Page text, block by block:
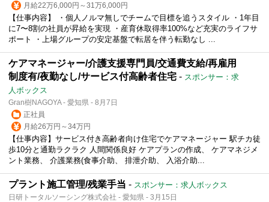
月給22万6,000円～31万6,000円
【仕事内容】 ・個人ノルマ無しでチームで目標を追うスタイル ・1年目
に7〜8割の社員が昇給を実現 ・産育休取得率100%など充実のライフサ
ポート ・上場グループの安定基盤で転居を伴う転勤なし ...
ケアマネージャー/介護支援専門員/交通費支給/再雇用
制度有/夜勤なし/サービス付高齢者住宅 - スポンサー：求
人ボックス
Gran樹NAGOYA - 愛知県 - 8月7日
正社員
月給26万円～34万円
【仕事内容】サービス付き高齢者向け住宅でケアマネージャー 駅チカ徒
歩10分と通勤ラクラク 人間関係良好 ケアプランの作成、 ケアマネジメ
ント業務、 介護業務(食事介助、 排泄介助、 入浴介助...
プラント施工管理/残業手当 - スポンサー：求人ボックス
日研トータルソーシング株式会社 - 愛知県 - 3月15日